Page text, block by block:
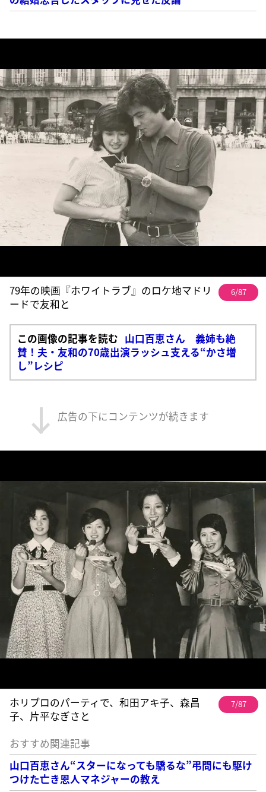
79年の映画『ホワイトラブ』のロケ地マドリ
ードで友和と
6/87
この画像の記事を読む 山口百恵さん 義姉も絶
賛！夫・友和の70歳出演ラッシュ支える“かさ増
し”レシピ
広告の下にコンテンツが続きます
ホリプロのパーティで、和田アキ子、森昌
子、片平なぎさと
7/87
おすすめ関連記事
山口百恵さん“スターになっても驕るな”弔問にも駆け
つけた亡き恩人マネジャーの教え